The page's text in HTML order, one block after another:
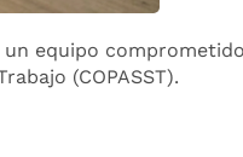
equipo
(COPASST).